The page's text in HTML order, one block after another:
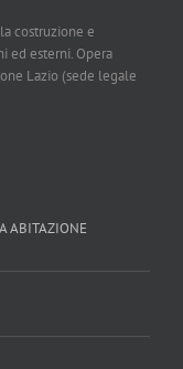
costruzione e
ed esterni. Opera
Lazio (sede legale
ABITAZIONE